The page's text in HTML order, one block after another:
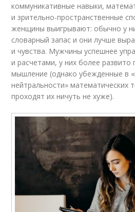
коммуникативные навыки,
и зрительно-пространственные
женщины выигрывают: обычно у
словарный запас и они лучше
и чувства. Мужчины успешнее
и расчетами, у них более развито
мышление (однако убежденные в
нейтральности» математических
проходят их ничуть не хуже).